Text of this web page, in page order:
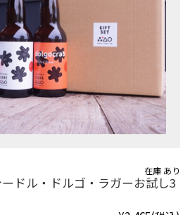
在庫 あり
ドル・ドルゴ・ラガーお試し3